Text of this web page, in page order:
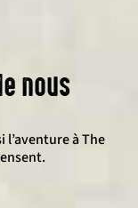
nous
à The